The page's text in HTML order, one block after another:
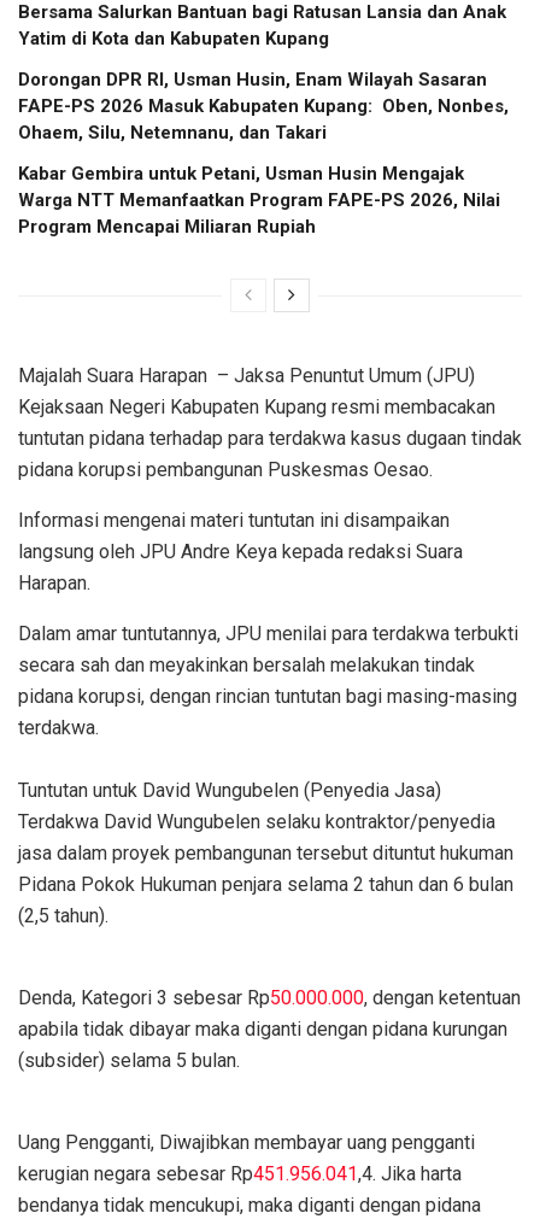
Bersama Salurkan Bantuan bagi Ratusan Lansia dan Anak
Yatim di Kota dan Kabupaten Kupang
Dorongan DPR RI, Usman Husin, Enam Wilayah Sasaran
FAPE-PS 2026 Masuk Kabupaten Kupang: Oben, Nonbes,
Ohaem, Silu, Netemnanu, dan Takari
Kabar Gembira untuk Petani, Usman Husin Mengajak
Warga NTT Memanfaatkan Program FAPE-PS 2026, Nilai
Program Mencapai Miliaran Rupiah
​​Majalah Suara Harapan – Jaksa Penuntut Umum (JPU)
Kejaksaan Negeri Kabupaten Kupang resmi membacakan
tuntutan pidana terhadap para terdakwa kasus dugaan tindak
pidana korupsi pembangunan Puskesmas Oesao.
​Informasi mengenai materi tuntutan ini disampaikan
langsung oleh JPU Andre Keya kepada redaksi Suara
Harapan.
​Dalam amar tuntutannya, JPU menilai para terdakwa terbukti
secara sah dan meyakinkan bersalah melakukan tindak
pidana korupsi, dengan rincian tuntutan bagi masing-masing
terdakwa.
Tuntutan untuk David Wungubelen (Penyedia Jasa)
​Terdakwa David Wungubelen selaku kontraktor/penyedia
jasa dalam proyek pembangunan tersebut dituntut hukuman
​Pidana Pokok Hukuman penjara selama 2 tahun dan 6 bulan
(2,5 tahun).
​Denda, Kategori 3 sebesar Rp50.000.000, dengan ketentuan
apabila tidak dibayar maka diganti dengan pidana kurungan
(subsider) selama 5 bulan.
Uang Pengganti, Diwajibkan membayar uang pengganti
kerugian negara sebesar Rp451.956.041,4. Jika harta
bendanya tidak mencukupi, maka diganti dengan pidana